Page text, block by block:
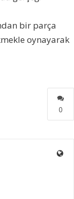
bir parça
oynayarak
0